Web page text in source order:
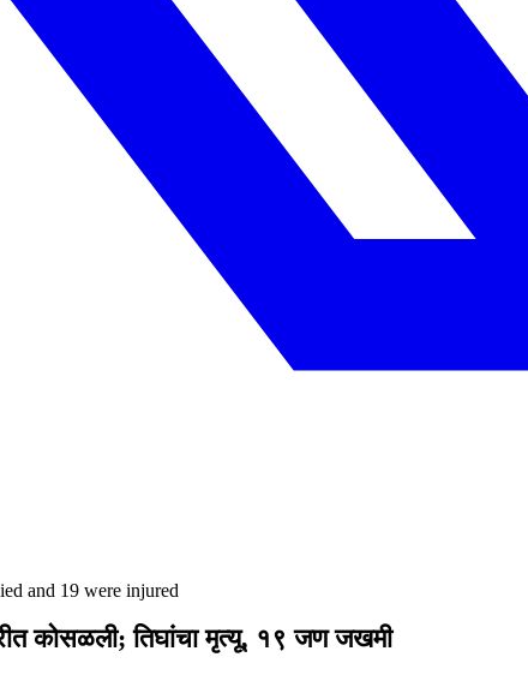
and 19 were injured
कोसळली; तिघांचा मृत्यू, १९ जण जखमी